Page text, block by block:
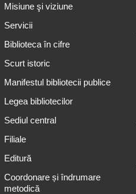
Misiune şi viziune
Servicii
Biblioteca în cifre
Scurt istoric
Manifestul bibliotecii publice
Legea bibliotecilor
Sediul central
Filiale
Editură
Coordonare și îndrumare
metodică